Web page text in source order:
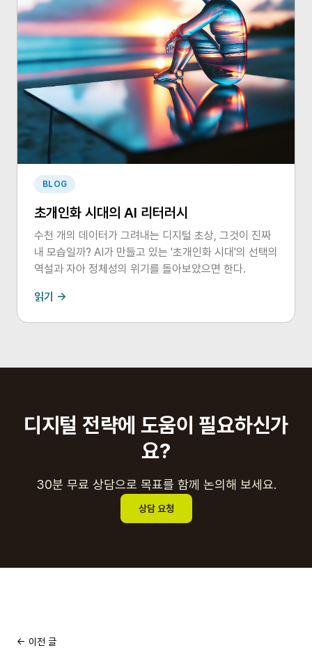
BLOG
초개인화 시대의 AI 리터러시
수천 개의 데이터가 그려내는 디지털 초상, 그것이 진짜
내 모습일까? AI가 만들고 있는 '초개인화 시대'의 선택의
역설과 자아 정체성의 위기를 돌아보았으면 한다.
읽기 →
디지털 전략에 도움이 필요하신가
요?
30분 무료 상담으로 목표를 함께 논의해 보세요.
상담 요청
← 이전 글